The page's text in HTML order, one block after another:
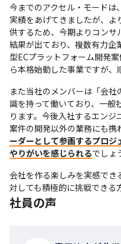
今までのアクセル・モードは
実績をあげてきましたが、
供するため、今期よりコンサ
結果が出ており、複数有力企
型ECプラットフォーム開発
ら本格始動した事業ですが、
また当社のメンバーは「会
識を持って働いており、一般
ります。今後入社するエン
案件の開発以外の業務にも携
ーダーとして参画するプロ
やりがいを感じられるでしょ
会社を作る楽しみを実感で
対しても積極的に挑戦できる
社員の声